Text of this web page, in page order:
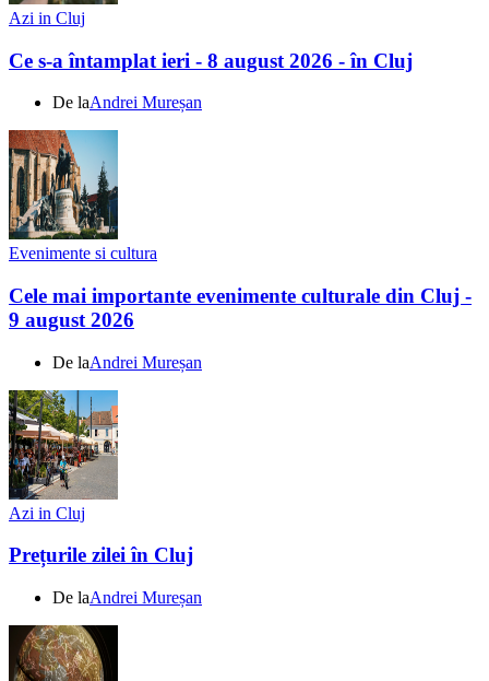
Azi in Cluj
Ce s-a întamplat ieri - 8 august 2026 - în Cluj
De laAndrei Mureșan
Evenimente si cultura
Cele mai importante evenimente culturale din Cluj -
9 august 2026
De laAndrei Mureșan
Azi in Cluj
Prețurile zilei în Cluj
De laAndrei Mureșan